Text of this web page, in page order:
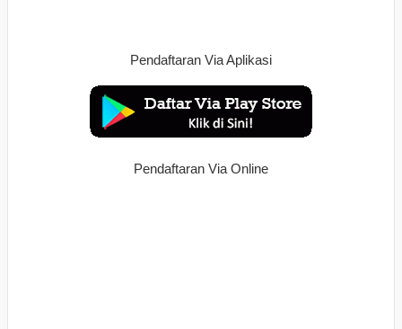
Pendaftaran Via Aplikasi
Pendaftaran Via Online